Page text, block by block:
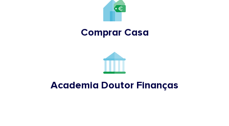
Comprar Casa
Academia Doutor Finanças